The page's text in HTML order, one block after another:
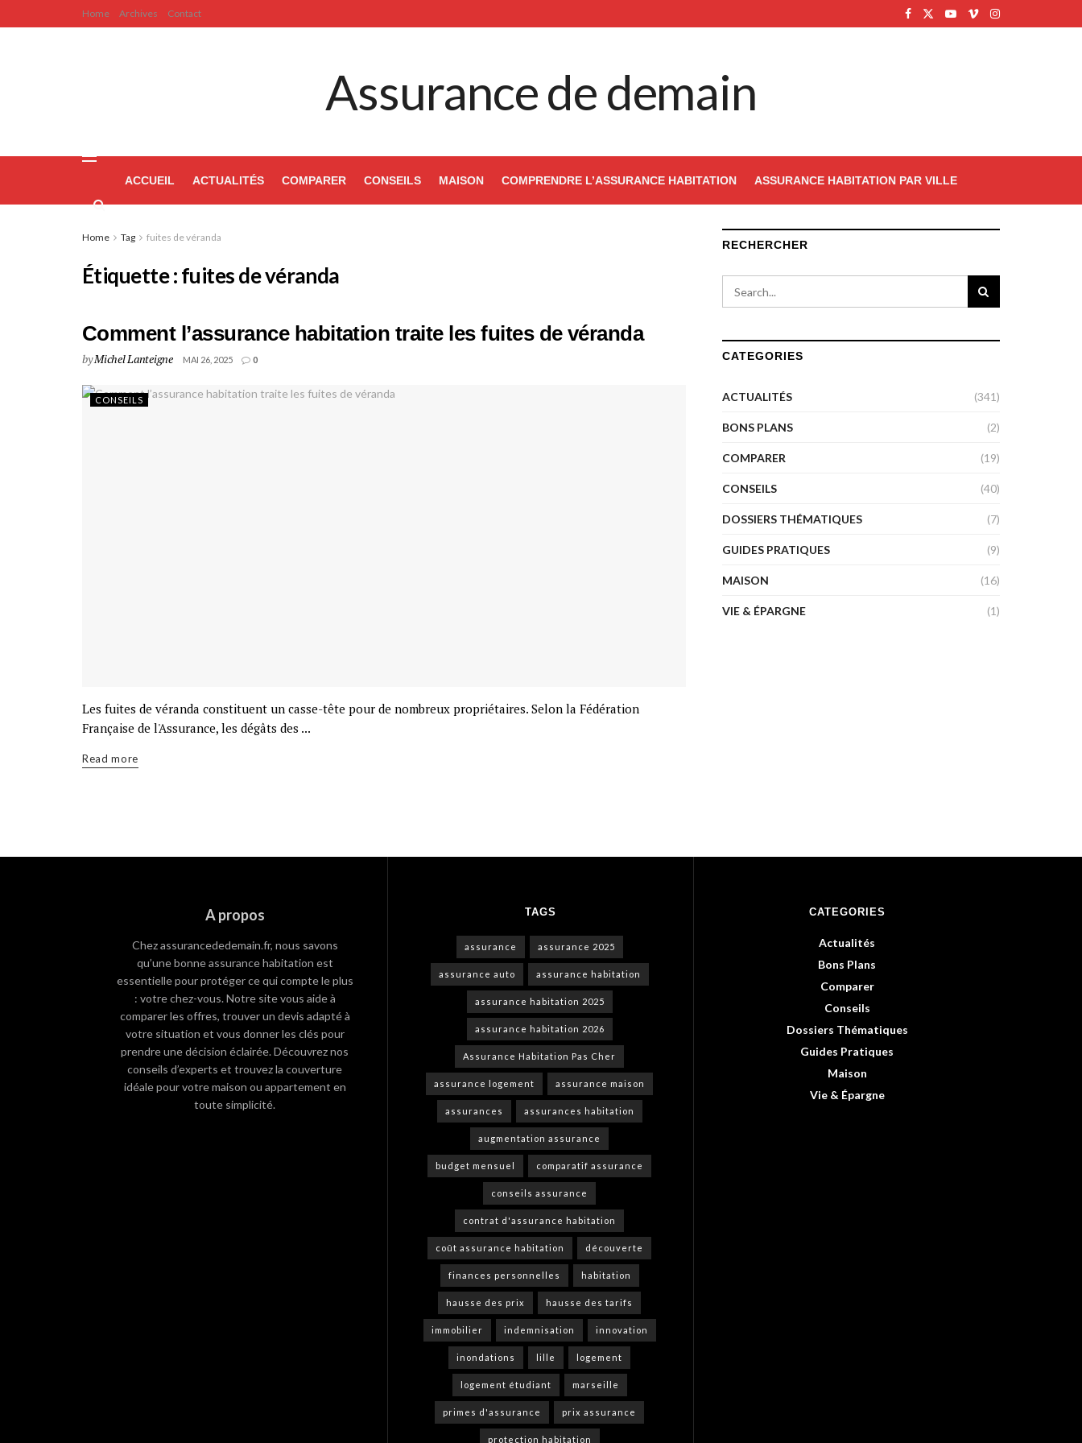
Home Archives Contact
Assurance de demain
ACCUEIL ACTUALITÉS COMPARER CONSEILS MAISON COMPRENDRE L’ASSURANCE HABITATION ASSURANCE HABITATION PAR VILLE
Home Tag fuites de véranda
Étiquette :fuites de véranda
Comment l’assurance habitation traite les fuites de véranda
byMichel Lanteigne MAI 26, 2025 0
CONSEILS
Les fuites de véranda constituent un casse-tête pour de nombreux propriétaires. Selon la Fédération
Française de l'Assurance, les dégâts des ...
Read more
RECHERCHER
CATEGORIES
ACTUALITÉS (341)
BONS PLANS (2)
COMPARER (19)
CONSEILS (40)
DOSSIERS THÉMATIQUES (7)
GUIDES PRATIQUES (9)
MAISON (16)
VIE & ÉPARGNE (1)
A propos
Chez assurancededemain.fr, nous savons
qu’une bonne assurance habitation est
essentielle pour protéger ce qui compte le plus
: votre chez-vous. Notre site vous aide à
comparer les offres, trouver un devis adapté à
votre situation et vous donner les clés pour
prendre une décision éclairée. Découvrez nos
conseils d’experts et trouvez la couverture
idéale pour votre maison ou appartement en
toute simplicité.
TAGS
assurance assurance 2025
assurance auto assurance habitation
assurance habitation 2025
assurance habitation 2026
Assurance Habitation Pas Cher
assurance logement assurance maison
assurances assurances habitation
augmentation assurance
budget mensuel comparatif assurance
conseils assurance
contrat d'assurance habitation
coût assurance habitation découverte
finances personnelles habitation
hausse des prix hausse des tarifs
immobilier indemnisation innovation
inondations lille logement
logement étudiant marseille
primes d'assurance prix assurance
protection habitation
CATEGORIES
Actualités
Bons Plans
Comparer
Conseils
Dossiers Thématiques
Guides Pratiques
Maison
Vie & Épargne